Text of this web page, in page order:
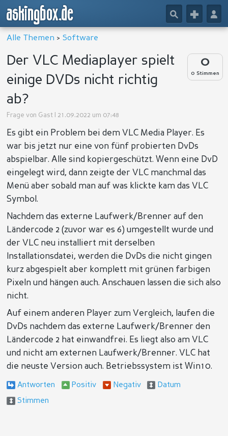
askingbox.de 👤
+
🔎
Alle Themen >Software
0
0 Stimmen
Der VLC Mediaplayer spielt
einige DVDs nicht richtig
ab?
Frage von Gast | 21.09.2022 um 07:48
Es gibt ein Problem bei dem VLC Media Player. Es
war bis jetzt nur eine von fünf probierten DvDs
abspielbar. Alle sind kopiergeschützt. Wenn eine DvD
eingelegt wird, dann zeigte der VLC manchmal das
Menü aber sobald man auf was klickte kam das VLC
Symbol.
Nachdem das externe Laufwerk/Brenner auf den
Ländercode 2 (zuvor war es 6) umgestellt wurde und
der VLC neu installiert mit derselben
Installationsdatei, werden die DvDs die nicht gingen
kurz abgespielt aber komplett mit grünen farbigen
Pixeln und hängen auch. Anschauen lassen die sich also
nicht.
Auf einem anderen Player zum Vergleich, laufen die
DvDs nachdem das externe Laufwerk/Brenner den
Ländercode 2 hat einwandfrei. Es liegt also am VLC
und nicht am externen Laufwerk/Brenner. VLC hat
die neuste Version auch. Betriebssystem ist Win10.